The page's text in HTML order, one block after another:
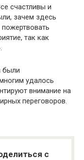
счастливы и
зачем здесь
так как
были
удалось
внимание на
переговоров.
с